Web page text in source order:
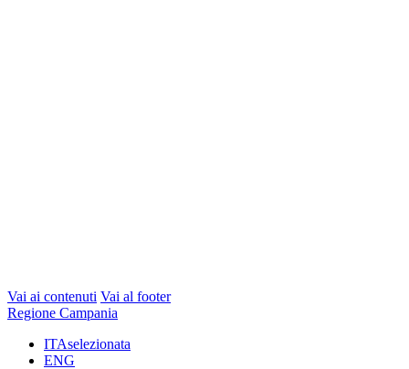
Vai ai contenuti Vai al footer
Regione Campania
ITAselezionata
ENG